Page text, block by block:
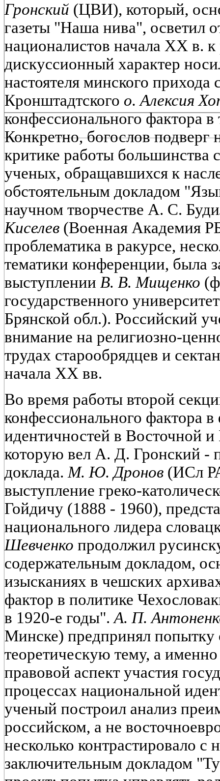
Гронский (ЦВИ), который,
газеты "Наша нива", осветил
националистов начала XX в.
дискуссионный характер
настоятеля минского
Кронштадтского о. Алексия
конфессионального фактора
Конкретно, богослов подверг
критике работы большинства
ученых, обращавшихся к
обстоятельным докладом
научном творчестве А. С.
Киселев (Военная Академия
проблематика в ракурсе,
тематики конференции, была
выступлении В. В. Мищенко
государственного
Брянской обл.). Российский
внимание на религиозно-
трудах старообрядцев и
начала XX вв.
Во время работы второй
конфессионального фактора
идентичностей в Восточной
которую вел А. Д. Гронский -
доклада.М. Ю. Дронов (ИСл
выступление греко-
Гойдичу (1888 - 1960),
национального лидера
Шевченко продолжил
содержательным докладом,
изысканиях в чешских
фактор в политике
в 1920-е годы".А. П.
Минске) предпринял попытку
теоретическую тему, а
правовой аспект участия
процессах национальной
ученый построил анализ
российском, а не
несколько контрастировало с
заключительным докладом